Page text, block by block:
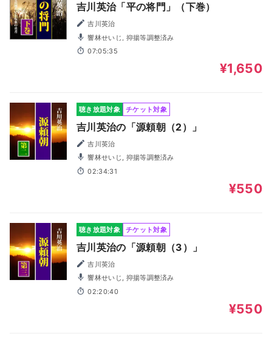
吉川英治「平の将門」（下巻）
吉川英治
響林せいじ, 抑揚等調整済み
07:05:35
¥1,650
聴き放題対象 チケット対象
吉川英治の「源頼朝（2）」
吉川英治
響林せいじ, 抑揚等調整済み
02:34:31
¥550
聴き放題対象 チケット対象
吉川英治の「源頼朝（3）」
吉川英治
響林せいじ, 抑揚等調整済み
02:20:40
¥550